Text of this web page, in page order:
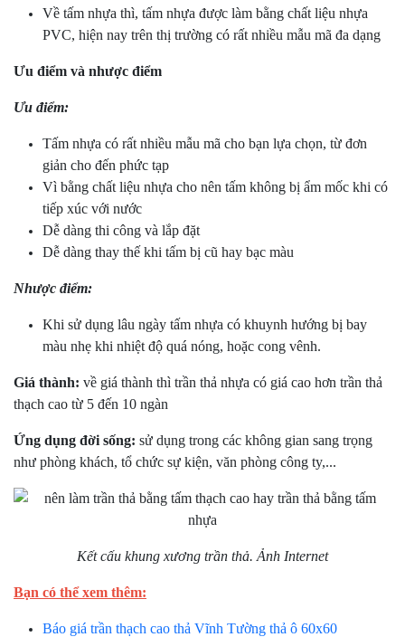
Về tấm nhựa thì, tấm nhựa được làm bằng chất liệu nhựa
PVC, hiện nay trên thị trường có rất nhiều mẫu mã đa dạng
Ưu điểm và nhược điểm
Ưu điểm:
Tấm nhựa có rất nhiều mẫu mã cho bạn lựa chọn, từ đơn
giản cho đến phức tạp
Vì bằng chất liệu nhựa cho nên tấm không bị ẩm mốc khi có
tiếp xúc với nước
Dễ dàng thi công và lắp đặt
Dễ dàng thay thế khi tấm bị cũ hay bạc màu
Nhược điểm:
Khi sử dụng lâu ngày tấm nhựa có khuynh hướng bị bay
màu nhẹ khi nhiệt độ quá nóng, hoặc cong vênh.
Giá thành: về giá thành thì trần thả nhựa có giá cao hơn trần thả
thạch cao từ 5 đến 10 ngàn
Ứng dụng đời sống: sử dụng trong các không gian sang trọng
như phòng khách, tổ chức sự kiện, văn phòng công ty,...
Kết cấu khung xương trần thả. Ảnh Internet
Bạn có thể xem thêm:
Báo giá trần thạch cao thả Vĩnh Tường thả ô 60x60